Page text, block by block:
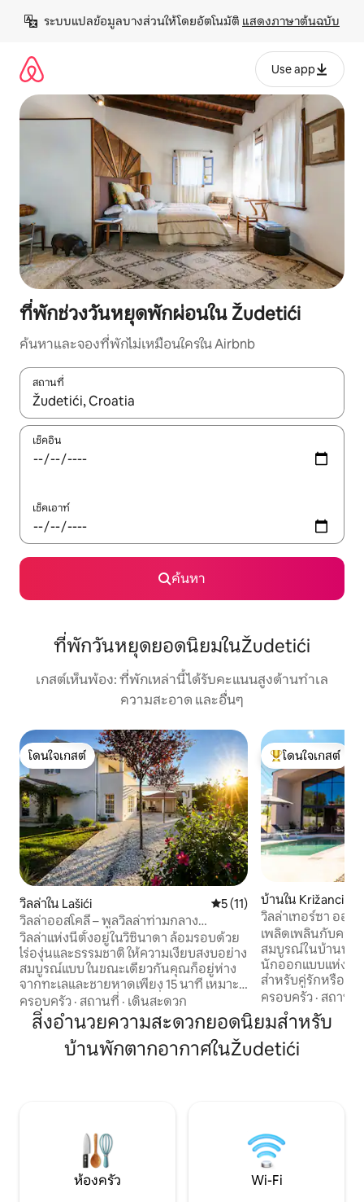
เนื้อหา
ระบบแปลข้อมูลบางส่วนให้โดยอัตโนมัติ แสดงภาษาต้นฉบับ
Use app
ที่พักช่วงวันหยุดพักผ่อนใน Žudetići
ค้นหาและจองที่พักไม่เหมือนใครใน Airbnb
สถานที่
ใช้ลูกศรขึ้นลง หรือใช้การสัมผัสหรือปัด เพื่อสำรวจผลการค้นหา
เช็คอิน
เช็คเอาท์
ค้นหา
ที่พักวันหยุดยอดนิยมในŽudetići
เกสต์เห็นพ้อง: ที่พักเหล่านี้ได้รับคะแนนสูงด้านทำเล
ความสะอาด และอื่นๆ
โดนใจเกสต์
โดนใจเกสต์
วิลล่าใน Lašići คะแนนเฉลี่ย 5 จาก 5, 11 รีวิว
5 (11)
วิลล่าออสโคลี – พูลวิลล่าท่ามกลาง
ธรรมชาติใกล้เมืองโปเรช
วิลล่าแห่งนี้ตั้งอยู่ในวิซินาดา ล้อมรอบด้วย
ไร่องุ่นและธรรมชาติ ให้ความเงียบสงบอย่าง
สมบูรณ์แบบ ในขณะเดียวกันคุณก็อยู่ห่าง
จากทะเลและชายหาดเพียง 15 นาที เหมาะ
สำหรับครอบครัวและคู่รักที่ต้องการวันหยุด
พักผ่อนอย่างแท้จริง – ผ่อนคลายอย่างเต็ม
ที่ หยุดพักจากชีวิตประจำวัน และหลบหนี
จากความวุ่นวาย วิลล่านี้เป็นมิตรกับสิ่ง
แวดล้อม โดยใช้พลังงานแสงอาทิตย์และ
ระเบียงมีหลังคาพร้อมครัวสำหรับฤดูร้อน
ซึ่งเหมาะสำหรับการรับประทานอาหารค่ำ
แบบเนิ่นนานและการสังสรรค์
ครอบครัว · สถานที่ · เดินสะดวก
โดนใจเกสต์ที่สุด
โดนใจเกสต์
บ้านใน Križanci
วิลล่าเทอร์ซา ออก
เพลิดเพลินกับควา
สมบูรณ์ในบ้านพัก
นักออกแบบแห่งนี้
สำหรับคู่รักหรือค
ขนาด 109 ตร.ม.
ตร.ม. บ้านมี 2 ห้
พร้อมห้องน้ำ 1 ห้อ
ครัวที่มีอุปกรณ์คร
ที่สวยงามพร้อมเต
สำรวจคาบสมุทรทั้
คัน
ครอบครัว · สถานที่
สิ่งอำนวยความสะดวกยอดนิยมสำหรับ
บ้านพักตากอากาศในŽudetići
ห้องครัว Wi-Fi